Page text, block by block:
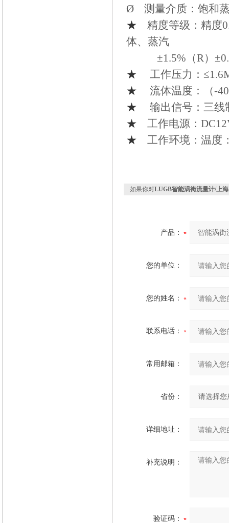
Ø 测量介质：饱和
★ 精度等级：精度
体、蒸汽
±1.5%（R）
★ 工作压力：
★ 流体温度：（-
★ 输出信号：三线
★ 工作电源：
★ 工作环境：温度
如果你对LUGB智能涡街流量计/上海
产品：
您的单位：
您的姓名：
联系电话：
常用邮箱：
省份：
详细地址：
补充说明：
验证码：